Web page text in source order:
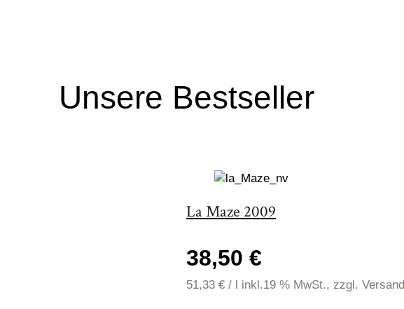
Unsere Bestseller
La Maze 2009
38,50 €
51,33 € / inkl.19 % MwSt., zzgl. Versand